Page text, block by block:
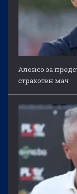
Алонсо за
страхотен мач